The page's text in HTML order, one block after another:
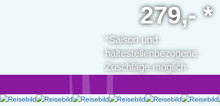
279,- *
*Saison und
haltestellenbezogene
Zuschläge möglich